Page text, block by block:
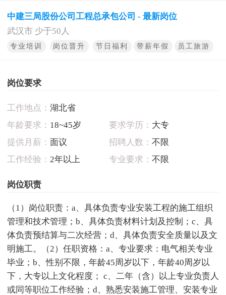
中建三局股份公司工程总承包公司 - 最新岗位
武汉市 少于50人
专业培训 岗位晋升 节日福利 带薪年假 员工旅游
岗位要求
工作地点： 湖北省
年龄要求： 18~45岁 要求学历： 大专
提供月薪： 面议 招聘人数： 不限
工作经验： 2年以上 专业要求： 不限
岗位职责
（1）岗位职责：a、具体负责专业安装工程的施工组织
管理和技术管理；b、具体负责材料计划及控制；c、具
体负责预结算与二次经营；d、具体负责安全质量以及文
明施工。（2）任职资格：a、专业要求：电气相关专业
毕业；b、性别不限，年龄45周岁以下，年龄40周岁以
下，大专以上文化程度； c、二年（含）以上专业负责人
或同等职位工作经验；d、熟悉安装施工管理、安装专业